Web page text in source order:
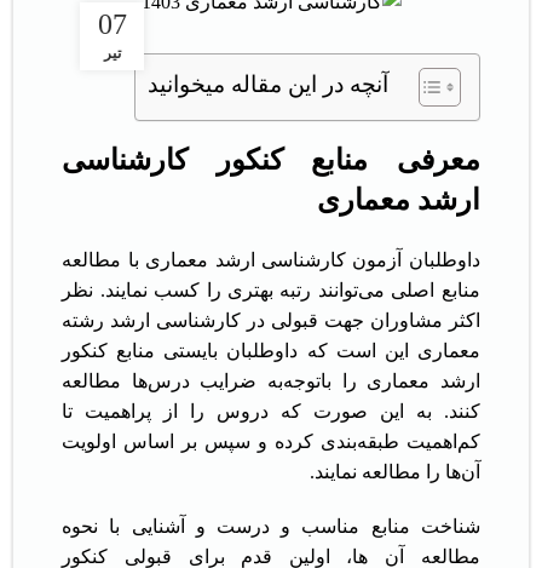
07
تیر
آنچه در این مقاله میخوانید
معرفی منابع کنکور کارشناسی
ارشد معماری
داوطلبان آزمون کارشناسی ارشد معماری با مطالعه
منابع اصلی می‌توانند رتبه بهتری را کسب نمایند. نظر
اکثر مشاوران جهت قبولی در کارشناسی ارشد رشته
معماری این است که داوطلبان بایستی منابع کنکور
ارشد معماری را باتوجه‌به ضرایب درس‌ها مطالعه
کنند. به این صورت که دروس را از پراهمیت تا
کم‌اهمیت طبقه‌بندی کرده و سپس بر اساس اولویت
آن‌ها را مطالعه نمایند.
شناخت منابع مناسب و درست و آشنایی با نحوه
مطالعه آن ها، اولین قدم برای قبولی کنکور